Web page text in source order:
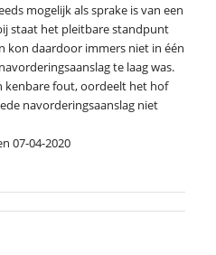
mogelijk als sprake is van een
staat het pleitbare standpunt
kon daardoor immers niet in één
te laag was.
kenbare fout, oordeelt het hof
navorderingsaanslag niet
07-04-2020